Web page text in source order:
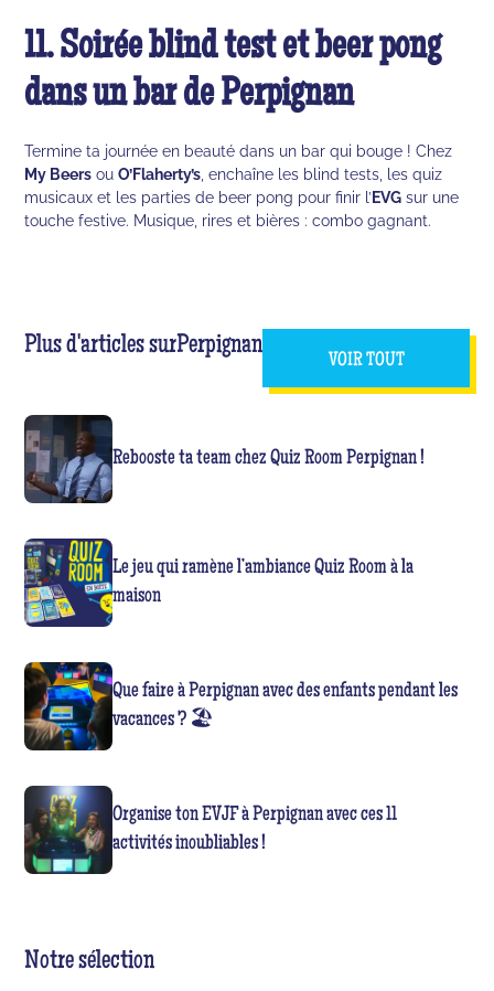
11. Soirée blind test et beer pong
dans un bar de Perpignan
Termine ta journée en beauté dans un bar qui bouge ! Chez
My Beers ouO’Flaherty’s , enchaîne les blind tests, les quiz
musicaux et les parties de beer pong pour finir l’EVG sur une
touche festive. Musique, rires et bières : combo gagnant.
Plus d'articles surPerpignan
VOIR TOUT
Rebooste ta team chez Quiz Room Perpignan !
Le jeu qui ramène l’ambiance Quiz Room à la
maison
Que faire à Perpignan avec des enfants pendant les
vacances ? 🏖️
Organise ton EVJF à Perpignan avec ces 11
activités inoubliables !
Notre sélection